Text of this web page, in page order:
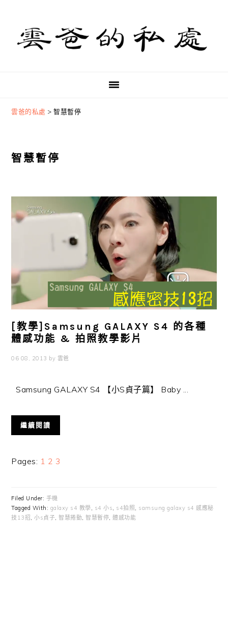
primary
navigation
content
primary
sidebar
雲爸的私處 >智慧暫停
智慧暫停
[教學]Samsung GALAXY S4 的各種
體感功能 & 拍照教學影片
06 08, 2013 by 雲爸
Samsung GALAXY S4 【小S貞子篇】 Baby ...
繼續閱讀
Pages: Page
1 Page
2 Page
3
Filed Under: 手機
Tagged With: galaxy s4 教學, s4 小s, s4拍照, samsung galaxy s4 感應秘
技13招,小s貞子,智慧捲動,智慧暫停,體感功能